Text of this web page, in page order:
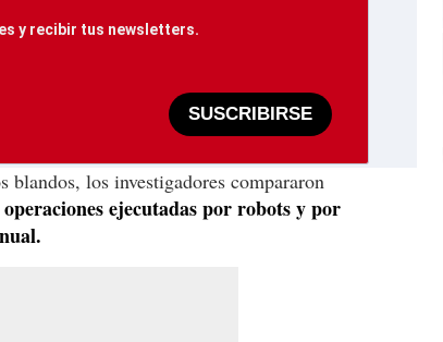
y recibir tus newsletters.
SUSCRIBIRSE
blandos, los investigadores compararon
ejecutadas por robots y por